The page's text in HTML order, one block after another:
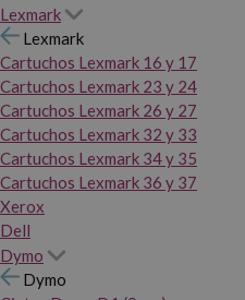
Lexmark
Lexmark
Cartuchos Lexmark 16 y 17
Cartuchos Lexmark 23 y 24
Cartuchos Lexmark 26 y 27
Cartuchos Lexmark 32 y 33
Cartuchos Lexmark 34 y 35
Cartuchos Lexmark 36 y 37
Xerox
Dell
Dymo
Dymo